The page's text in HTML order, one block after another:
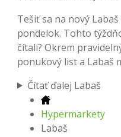
Tešiť sa na nový
pondelok. Tohto
čítali? Okrem
ponukový list a Labaš
Čítať ďalej Labaš
Hypermarkety
Labaš